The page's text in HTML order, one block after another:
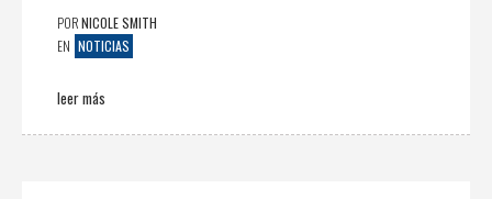
PORNICOLE SMITH
EN NOTICIAS
leer más